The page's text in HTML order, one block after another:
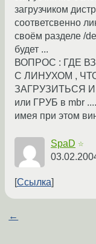
загрузчиком
соответсвенно
своём разделе /
будет ...
ВОПРОС : ГДЕ
С ЛИНУХОМ ,
ЗАГРУЗИТЬСЯ
или ГРУБ в mbr
имея при этом
SpaD ☆
Ссылка
←